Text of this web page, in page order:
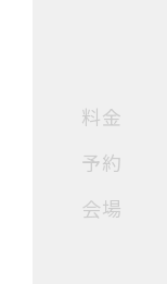
料金
予約
会場